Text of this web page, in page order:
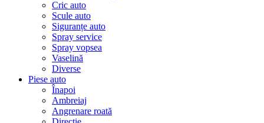
Cric auto
Scule auto
Siguranțe auto
Spray service
Spray vopsea
Vaselină
Diverse
Piese auto
Înapoi
Ambreiaj
Angrenare roată